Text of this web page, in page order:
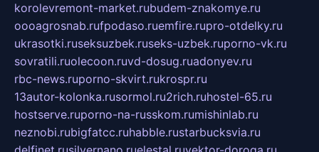
korolevremont-market.rubudem-znakomye.ru
oooagrosnab.rufpodaso.ruemfire.rupro-otdelky.ru
ukrasotki.ruseksuzbek.ruseks-uzbek.ruporno-vk.ru
sovratili.ruolecoon.ruvd-dosug.ruadonyev.ru
rbc-news.ruporno-skvirt.rukrospr.ru
13autor-kolonka.rusormol.ru2rich.ruhostel-65.ru
hostserve.ruporno-na-russkom.rumishinlab.ru
neznobi.rubigfatcc.ruhabble.rustarbucksvia.ru